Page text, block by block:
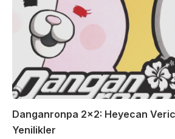
Danganronpa 2×2: Heyecan
Yenilikler